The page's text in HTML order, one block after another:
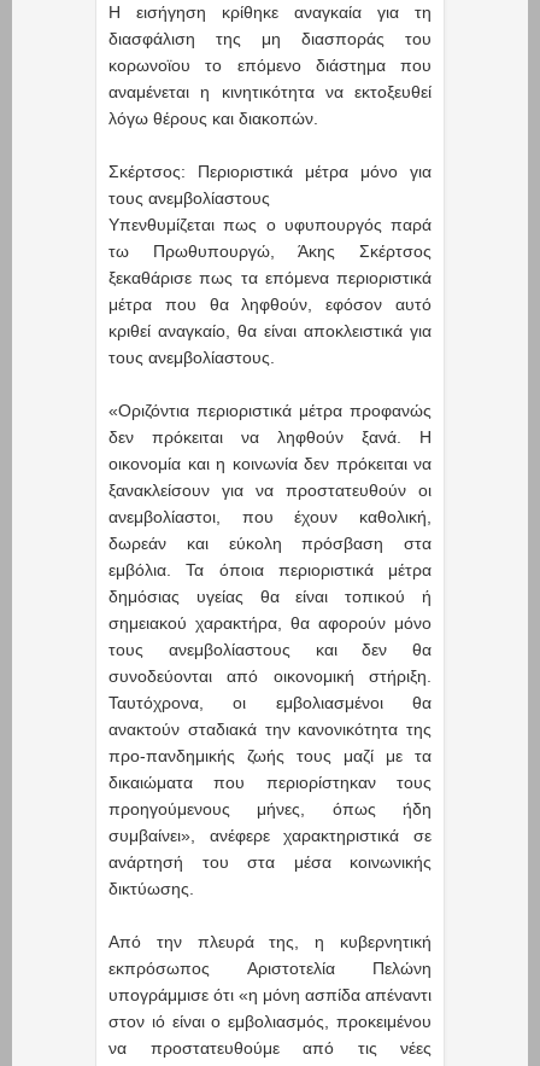
Η εισήγηση κρίθηκε αναγκαία για τη
διασφάλιση της μη διασποράς του
κορωνοϊου το επόμενο διάστημα που
αναμένεται η κινητικότητα να εκτοξευθεί
λόγω θέρους και διακοπών.
Σκέρτσος: Περιοριστικά μέτρα μόνο για
τους ανεμβολίαστους
Υπενθυμίζεται πως ο υφυπουργός παρά
τω Πρωθυπουργώ, Άκης Σκέρτσος
ξεκαθάρισε πως τα επόμενα περιοριστικά
μέτρα που θα ληφθούν, εφόσον αυτό
κριθεί αναγκαίο, θα είναι αποκλειστικά για
τους ανεμβολίαστους.
«Οριζόντια περιοριστικά μέτρα προφανώς
δεν πρόκειται να ληφθούν ξανά. Η
οικονομία και η κοινωνία δεν πρόκειται να
ξανακλείσουν για να προστατευθούν οι
ανεμβολίαστοι, που έχουν καθολική,
δωρεάν και εύκολη πρόσβαση στα
εμβόλια. Τα όποια περιοριστικά μέτρα
δημόσιας υγείας θα είναι τοπικού ή
σημειακού χαρακτήρα, θα αφορούν μόνο
τους ανεμβολίαστους και δεν θα
συνοδεύονται από οικονομική στήριξη.
Ταυτόχρονα, οι εμβολιασμένοι θα
ανακτούν σταδιακά την κανονικότητα της
προ-πανδημικής ζωής τους μαζί με τα
δικαιώματα που περιορίστηκαν τους
προηγούμενους μήνες, όπως ήδη
συμβαίνει», ανέφερε χαρακτηριστικά σε
ανάρτησή του στα μέσα κοινωνικής
δικτύωσης.
Από την πλευρά της, η κυβερνητική
εκπρόσωπος Αριστοτελία Πελώνη
υπογράμμισε ότι «η μόνη ασπίδα απέναντι
στον ιό είναι ο εμβολιασμός, προκειμένου
να προστατευθούμε από τις νέες